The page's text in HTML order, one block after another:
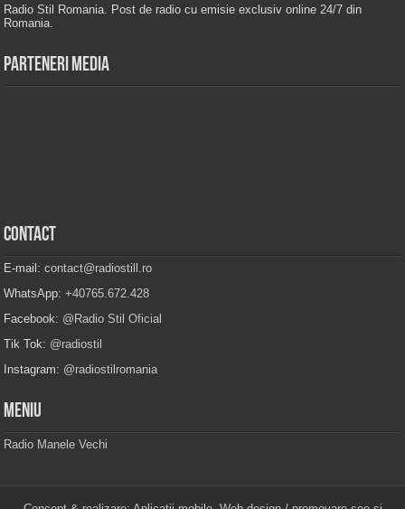
Radio Stil Romania. Post de radio cu emisie exclusiv online 24/7 din
Romania.
Parteneri Media
Contact
E-mail:contact@radiostill.ro
WhatsApp:+40765.672.428
Facebook: @Radio Stil Oficial
Tik Tok: @radiostil
Instagram: @radiostilromania
Meniu
Radio Manele Vechi